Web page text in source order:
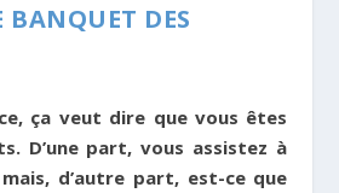
BANQUET DES
ça veut dire que vous êtes
D’une part, vous assistez à
d’autre part, est-ce que